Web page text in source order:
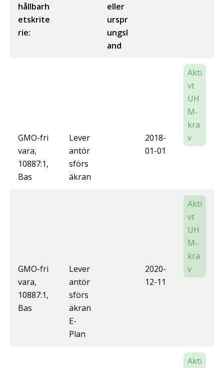
hållbarh
etskrite
rie:
eller
urspr
ungsl
and
GMO-fri
vara,
10887:1,
Bas
Lever
antör
sförs
äkran
2018-
01-01
Akti
vt
UH
M-
kra
v
GMO-fri
vara,
10887:1,
Bas
Lever
antör
sförs
äkran
E-
Plan
2020-
12-11
Akti
vt
UH
M-
kra
v
Akti